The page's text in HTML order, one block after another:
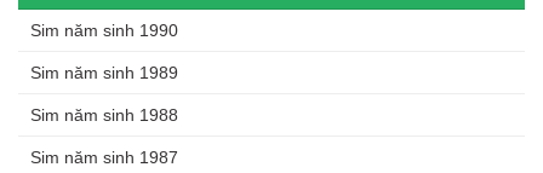
Sim năm sinh 1990
Sim năm sinh 1989
Sim năm sinh 1988
Sim năm sinh 1987